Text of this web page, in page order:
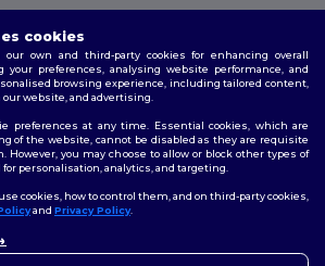
cookies
own and third-party cookies for enhancing overall
your preferences, analysing website performance, and
browsing experience, including tailored content,
website, and advertising.
preferences at any time. Essential cookies, which are
of the website, cannot be disabled as they are requisite
However, you may choose to allow or block other types of
personalisation, analytics, and targeting.
cookies, how to control them, and on third-party cookies,
and Privacy Policy.